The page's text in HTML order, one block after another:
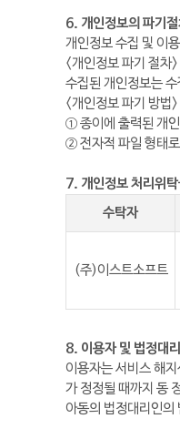
6. 개인정보의 파기
개인정보 수집 및 이
<개인정보 파기 절차>
수집된 개인정보는
<개인정보 파기 방법>
① 종이에 출력된 개
② 전자적 파일 형태
7. 개인정보 처리위
수탁자
(주)이스트소프트
8. 이용자 및 법정대
이용자는 서비스 해
가 정정될 때까지 동
아동의 법정대리인의